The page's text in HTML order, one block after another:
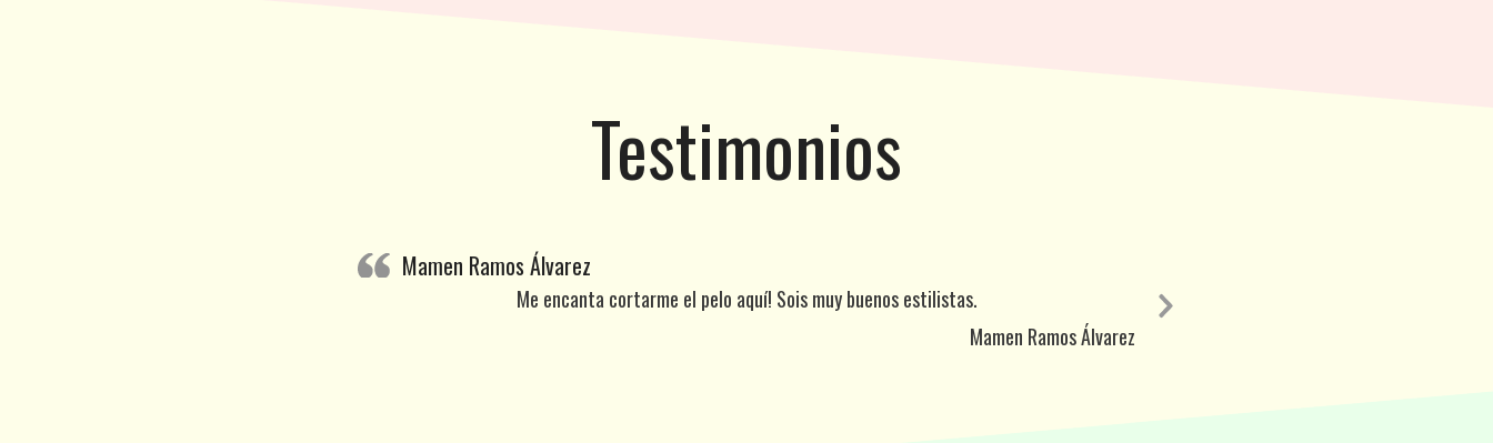
Testimonios
Mamen Ramos Álvarez
Me encanta cortarme el pelo aquí! Sois muy buenos estilistas.
Mamen Ramos Álvarez